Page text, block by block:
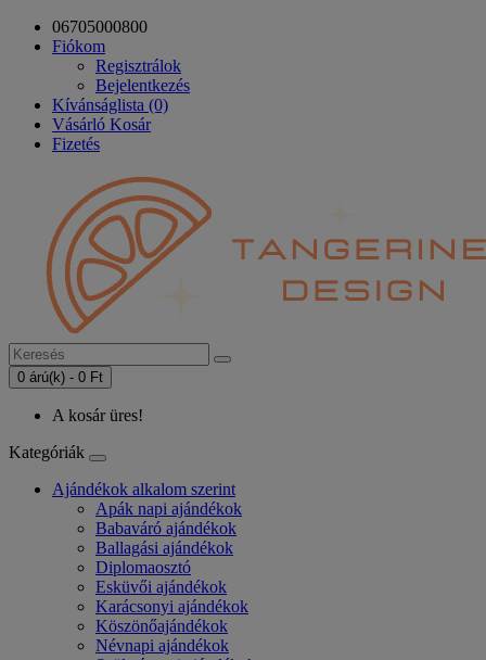
06705000800
Fiókom
Regisztrálok
Bejelentkezés
Kívánságlista (0)
Vásárló Kosár
Fizetés
0 árú(k) - 0 Ft
A kosár üres!
Kategóriák
Ajándékok alkalom szerint
Apák napi ajándékok
Babaváró ajándékok
Ballagási ajándékok
Diplomaosztó
Esküvői ajándékok
Karácsonyi ajándékok
Köszönőajándékok
Névnapi ajándékok